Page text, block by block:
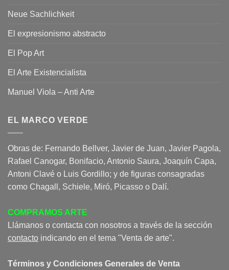
Neue Sachlichkeit
El expresionismo abstracto
El Pop Art
El Arte Existencialista
Manuel Viola – Anti Arte
EL MARCO VERDE
Obras de: Fernando Bellver, Javier de Juan, Javier Pagola,
Rafael Canogar, Bonifacio, Antonio Saura, Joaquín Capa,
Antoni Clavé o Luis Gordillo; y de figuras consagradas
como Chagall, Schiele, Miró, Picasso o Dalí.
COMPRAMOS ARTE
Llámanos o contacta con nosotros a través de la sección
contacto indicando en el tema "Venta de arte".
Términos y Condiciones Generales de Venta